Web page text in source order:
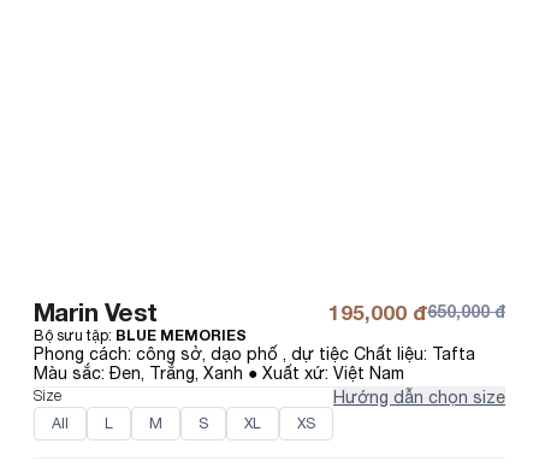
Marin Vest 195,000 đ650,000 đ
Bộ sưu tập: BLUE MEMORIES
Phong cách: công sở, dạo phố , dự tiệc Chất liệu: Tafta
Màu sắc: Đen, Trắng, Xanh ● Xuất xứ: Việt Nam
Size Hướng dẫn chọn size
All L M S XL XS